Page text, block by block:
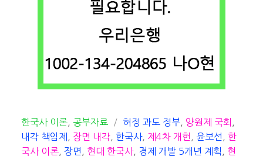
카
테
고
한국사 이론, 공부자료
태
그
허정 과도 정부, 양원제 국회 ,
내각 책임제 ,장면 내각,한국사, 제4차 개헌 , 윤보선 ,한
국사 이론,장면 , 현대 한국사, 경제 개발 5개년 계획 , 현